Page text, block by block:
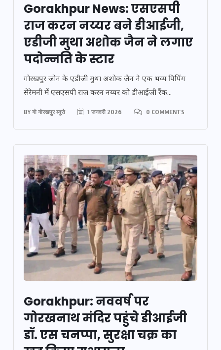
Gorakhpur News: एसएसपी
राज करन नय्यर बने डीआईजी,
एडीजी मुथा अशोक जैन ने लगाए
पदोन्नति के स्टार
गोरखपुर जोन के एडीजी मुथा अशोक जैन ने एक भव्य पिपिंग
सेरेमनी में एसएसपी राज करन नय्यर को डीआईजी रैंक...
BYगो गोरखपुर ब्यूरो 1 जनवरी 2026 0 COMMENTS
Gorakhpur: नववर्ष पर
गोरखनाथ मंदिर पहुंचे डीआईजी
डॉ. एस चनप्पा, सुरक्षा चक्र का